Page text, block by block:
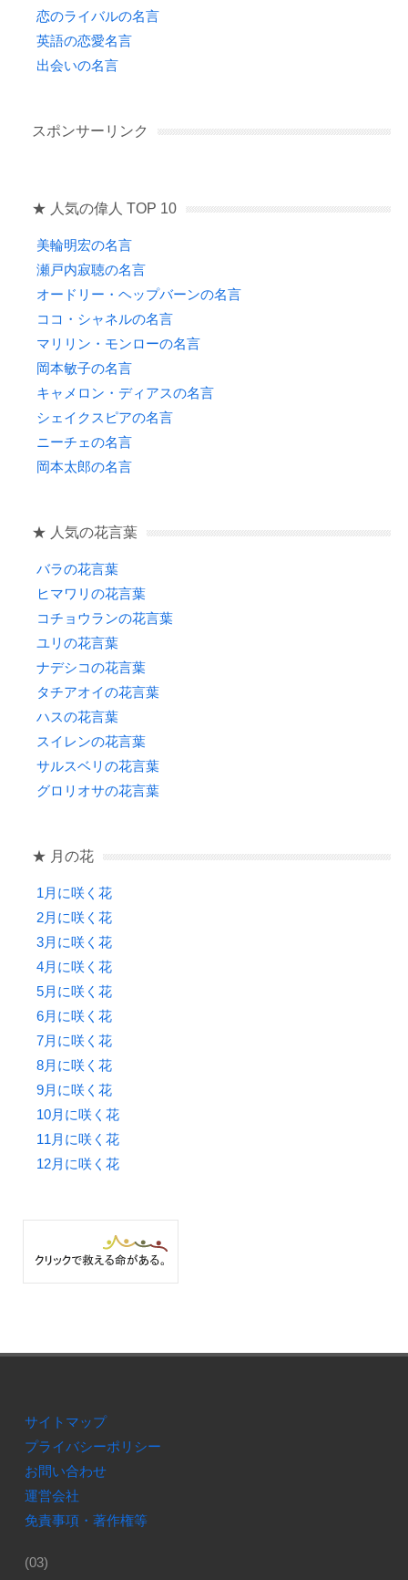
恋のライバルの名言
英語の恋愛名言
出会いの名言
スポンサーリンク
★ 人気の偉人 TOP 10
美輪明宏の名言
瀬戸内寂聴の名言
オードリー・ヘップバーンの名言
ココ・シャネルの名言
マリリン・モンローの名言
岡本敏子の名言
キャメロン・ディアスの名言
シェイクスピアの名言
ニーチェの名言
岡本太郎の名言
★ 人気の花言葉
バラの花言葉
ヒマワリの花言葉
コチョウランの花言葉
ユリの花言葉
ナデシコの花言葉
タチアオイの花言葉
ハスの花言葉
スイレンの花言葉
サルスベリの花言葉
グロリオサの花言葉
★ 月の花
1月に咲く花
2月に咲く花
3月に咲く花
4月に咲く花
5月に咲く花
6月に咲く花
7月に咲く花
8月に咲く花
9月に咲く花
10月に咲く花
11月に咲く花
12月に咲く花
サイトマップ
プライバシーポリシー
お問い合わせ
運営会社
免責事項・著作権等
(03)